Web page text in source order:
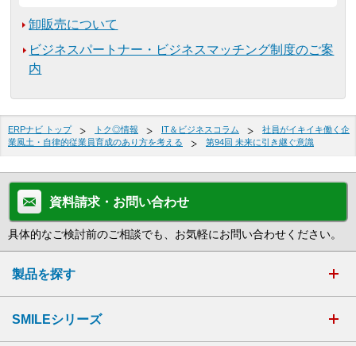
卸販売について
ビジネスパートナー・ビジネスマッチング制度のご案
内
ERPナビ トップ トク◎情報 IT＆ビジネスコラム
社員がイキイキ働く企
業風土・自律的従業員育成のあり方を考える
第94回 未来に引き継ぐ意識
資料請求・お問い合わせ
具体的なご検討前のご相談でも、お気軽にお問い合わせください。
製品を探す
SMILEシリーズ